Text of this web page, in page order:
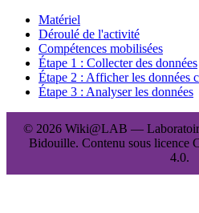
Matériel
Déroulé de l'activité
Compétences mobilisées
Étape 1 : Collecter des données
Étape 2 : Afficher les données
Étape 3 : Analyser les données
© 2026 Wiki@LAB —
Bidouille. Contenu sous licence
4.0.